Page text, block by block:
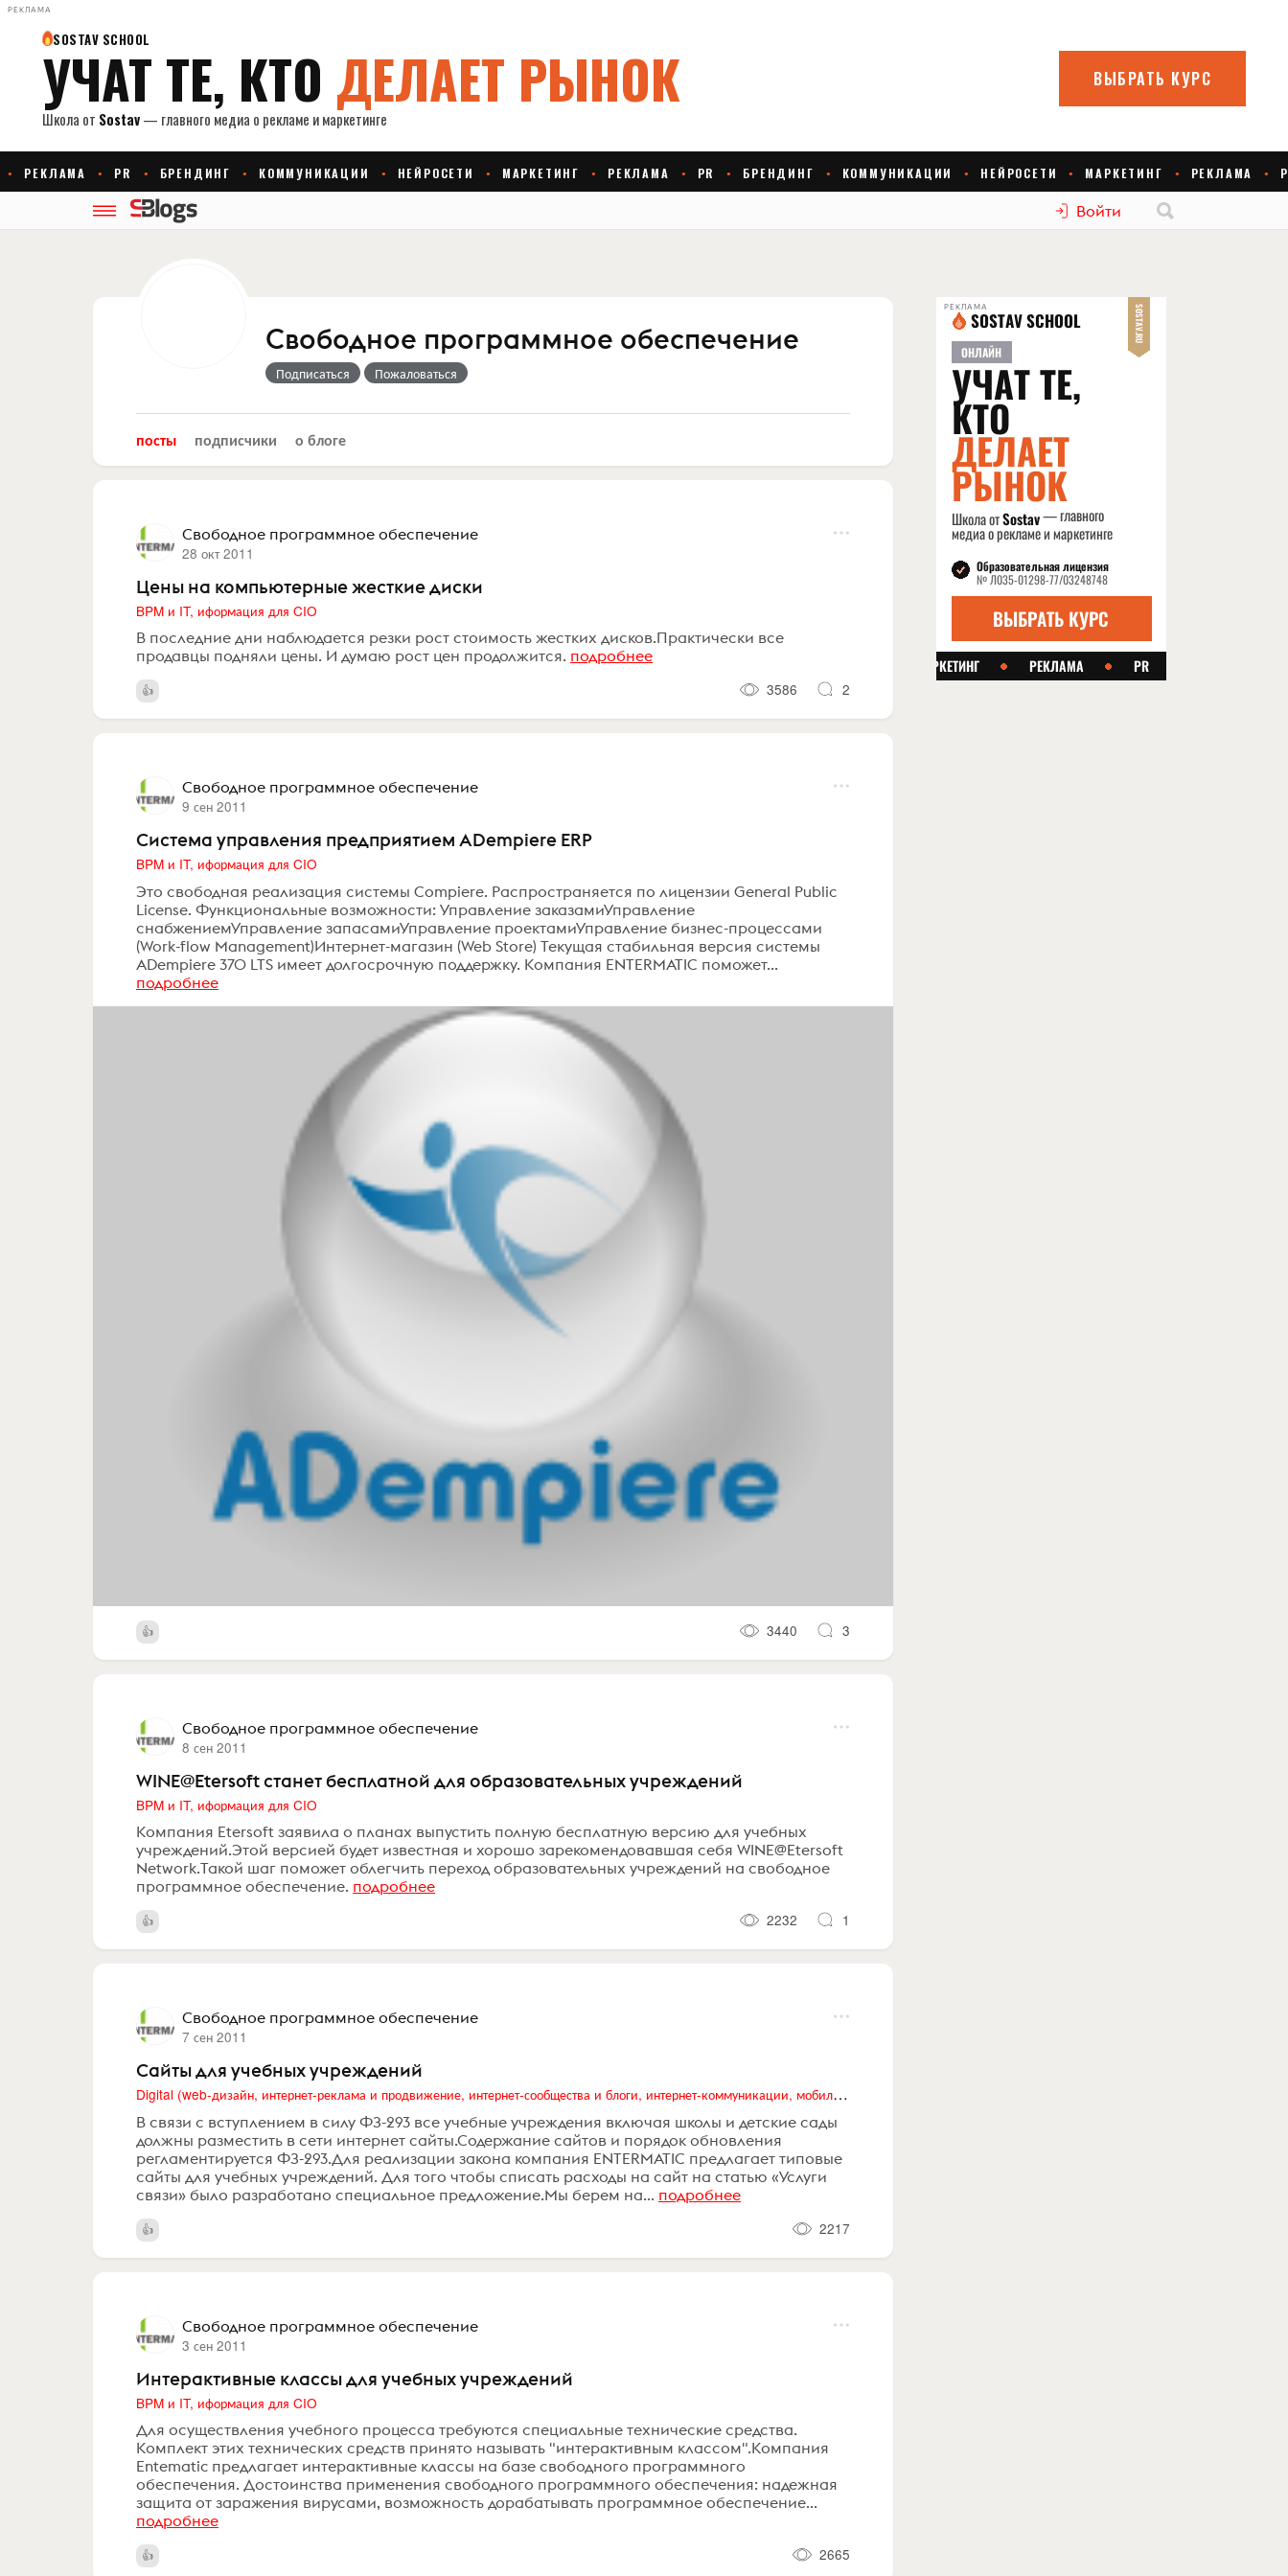
РЕКЛАМА
Войти
Свободное программное обеспечение
Подписаться Пожаловаться
посты подписчики о блоге
Свободное программное обеспечение
28 окт 2011
Цены на компьютерные жесткие диски
BPM и IT, иформация для CIO
В последние дни наблюдается резки рост стоимость жестких дисков.Практически все
продавцы подняли цены. И думаю рост цен продолжится. подробнее
3586
2
Свободное программное обеспечение
9 сен 2011
Система управления предприятием ADempiere ERP
BPM и IT, иформация для CIO
Это свободная реализация системы Compiere. Распространяется по лицензии General Public
License. Функциональные возможности: Управление заказамиУправление
снабжениемУправление запасамиУправление проектамиУправление бизнес-процессами
(Work-flow Management)Интернет-магазин (Web Store) Текущая стабильная версия системы
ADempiere 370 LTS имеет долгосрочную поддержку. Компания ENTERMATIC поможет...
подробнее
3440 3
Свободное программное обеспечение
8 сен 2011
WINE@Etersoft станет бесплатной для образовательных учреждений
BPM и IT, иформация для CIO
Компания Etersoft заявила о планах выпустить полную бесплатную версию для учебных
учреждений.Этой версией будет известная и хорошо зарекомендовавшая себя WINE@Etersoft
Network.Такой шаг поможет облегчить переход образовательных учреждений на свободное
программное обеспечение. подробнее
2232
1
Свободное программное обеспечение
7 сен 2011
Сайты для учебных учреждений
Digital (web-дизайн, интернет-реклама и продвижение, интернет-сообщества и блоги, интернет-коммуникации, мобильный маркетинг, реклама на цифровых экранах)
В связи с вступлением в силу ФЗ-293 все учебные учреждения включая школы и детские сады
должны разместить в сети интернет сайты.Содержание сайтов и порядок обновления
регламентируется ФЗ-293.Для реализации закона компания ENTERMATIC предлагает типовые
сайты для учебных учреждений. Для того чтобы списать расходы на сайт на статью «Услуги
связи» было разработано специальное предложение.Мы берем на... подробнее
2217
Свободное программное обеспечение
3 сен 2011
Интерактивные классы для учебных учреждений
BPM и IT, иформация для CIO
Для осуществления учебного процесса требуются специальные технические средства.
Комплект этих технических средств принято называть "интерактивным классом".Компания
Entematic предлагает интерактивные классы на базе свободного программного
обеспечения. Достоинства применения свободного программного обеспечения: надежная
защита от заражения вирусами, возможность дорабатывать программное обеспечение...
подробнее
2665
РЕКЛАМА